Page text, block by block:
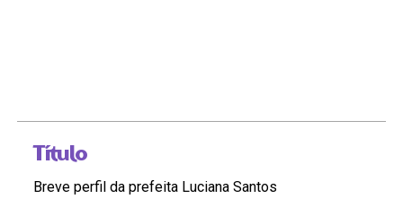
Título
Breve perfil da prefeita Luciana Santos